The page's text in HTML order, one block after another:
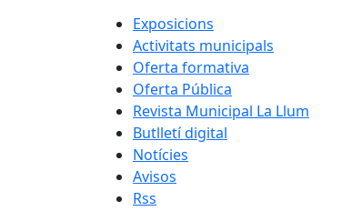
Exposicions
Activitats municipals
Oferta formativa
Oferta Pública
Revista Municipal La Llum
Butlletí digital
Notícies
Avisos
Rss